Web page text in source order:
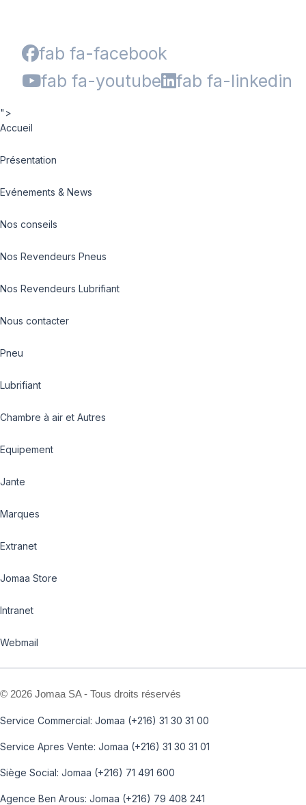
fab fa-facebook
fab fa-youtube
fab fa-linkedin
">
Accueil
Présentation
Evénements & News
Nos conseils
Nos Revendeurs Pneus
Nos Revendeurs Lubrifiant
Nous contacter
Pneu
Lubrifiant
Chambre à air et Autres
Equipement
Jante
Marques
Extranet
Jomaa Store
Intranet
Webmail
© 2026 Jomaa SA - Tous droits réservés
Service Commercial: Jomaa (+216) 31 30 31 00
Service Apres Vente: Jomaa (+216) 31 30 31 01
Siège Social: Jomaa (+216) 71 491 600
Agence Ben Arous: Jomaa (+216) 79 408 241